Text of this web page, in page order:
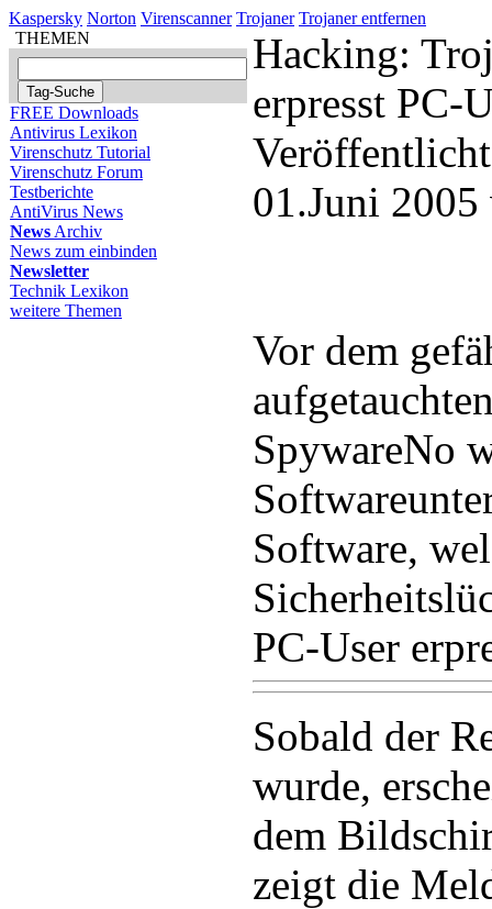
Kaspersky Norton Virenscanner Trojaner Trojaner entfernen
THEMEN
FREE Downloads
Antivirus Lexikon
Virenschutz Tutorial
Virenschutz Forum
Testberichte
AntiVirus News
News Archiv
News zum einbinden
Newsletter
Technik Lexikon
weitere Themen
Hacking:
erpresst PC-
01.Juni
Vor dem
SpywareNo
Software,
PC-User
Sobald der
wurde,
dem
zeigt die